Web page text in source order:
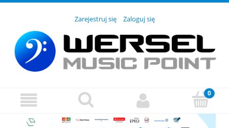
Zarejestruj się Zaloguj się